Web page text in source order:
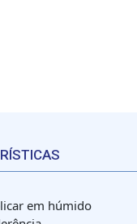
em húmido